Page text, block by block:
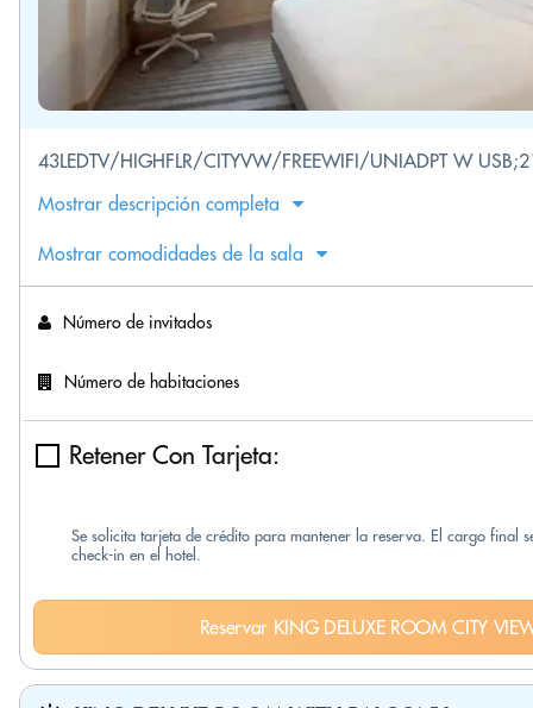
43LEDTV/HIGHFLR/CITYVW/FREEWIFI/UNIADPT W
Mostrar descripción completa
Mostrar comodidades de la sala
Número de invitados
Número de habitaciones
Retener Con Tarjeta:
Se solicita tarjeta de crédito para mantener la reserva. El cargo final
check-in en el hotel.
Reservar KING DELUXE ROOM CITY